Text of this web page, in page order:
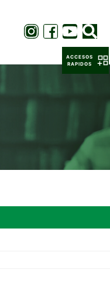
ACCESOS
RAPIDOS